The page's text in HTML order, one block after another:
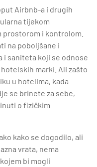
Airbnb-a i drugih
tijekom
prostorom i kontrolom.
na poboljšane i
saniteta koji se odnose
marki. Ali zašto
u hotelima, kada
se brinete za sebe,
o fizičkim
kako se dogodilo, ali
vrata, nema
bi mogli